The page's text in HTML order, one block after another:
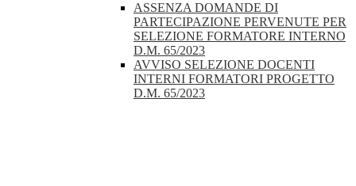
ASSENZA DOMANDE DI
PARTECIPAZIONE PERVENUTE PER
SELEZIONE FORMATORE INTERNO
D.M. 65/2023
AVVISO SELEZIONE DOCENTI
INTERNI FORMATORI PROGETTO
D.M. 65/2023